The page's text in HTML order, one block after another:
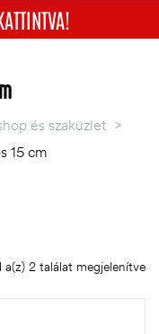
és szaküzlet >
15 cm
a(z) 2 találat megjelenítve